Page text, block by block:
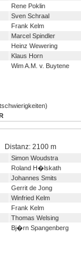
Rene Poklin
Sven Schraal
Frank Kelm
Marcel Spindler
Heinz Wewering
Klaus Horn
Wim A.M. v. Buytene
Distanz: 2100 m
Simon Woudstra
Roland H�lskath
Johannes Smits
Gerrit de Jong
Winfried Kelm
Frank Kelm
Thomas Welsing
Bj�rn Spangenberg